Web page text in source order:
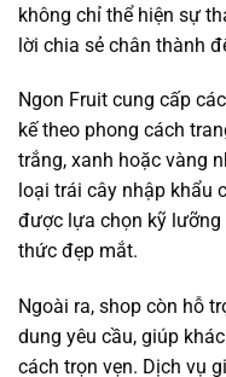
không chỉ thể hiện sự
lời chia sẻ chân thành
Ngon Fruit cung cấp
kế theo phong cách
trắng, xanh hoặc vàng
loại trái cây nhập khẩu
được lựa chọn kỹ
thức đẹp mắt.
Ngoài ra, shop còn hỗ
dung yêu cầu, giúp
cách trọn vẹn. Dịch vụ